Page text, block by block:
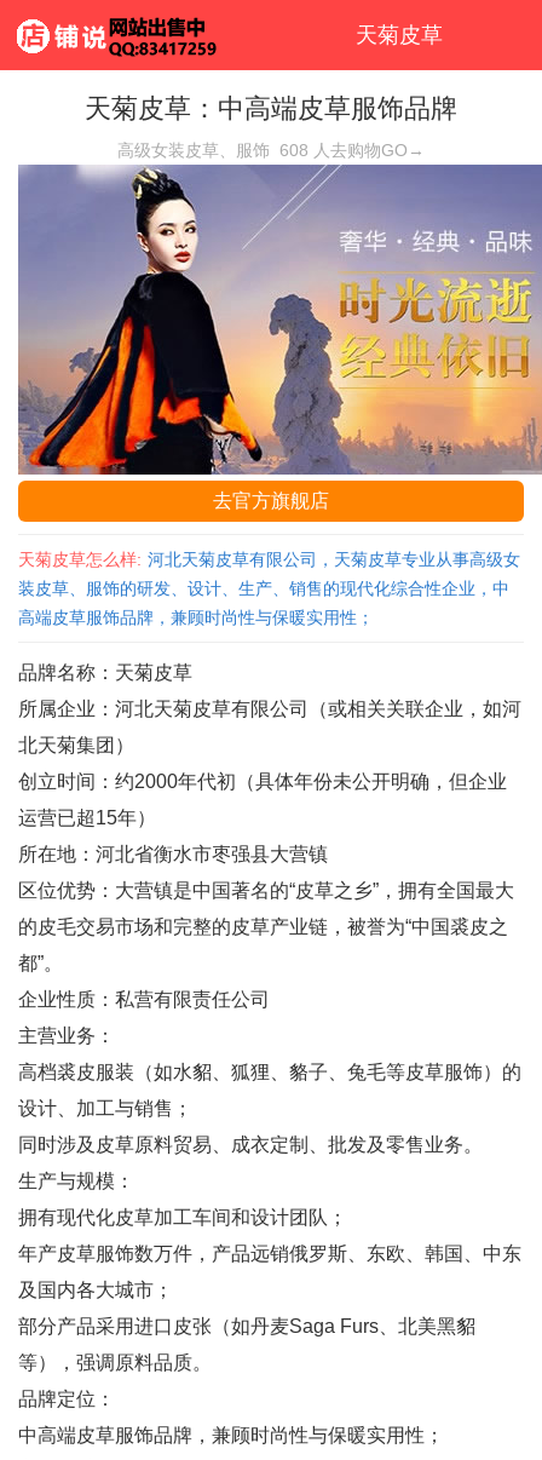
天菊皮草
天菊皮草：中高端皮草服饰品牌
高级女装皮草、服饰 608 人去购物GO→
去官方旗舰店
天菊皮草怎么样: 河北天菊皮草有限公司，天菊皮草专业从事高级女
装皮草、服饰的研发、设计、生产、销售的现代化综合性企业，中
高端皮草服饰品牌，兼顾时尚性与保暖实用性；
品牌名称：天菊皮草
所属企业：河北天菊皮草有限公司（或相关关联企业，如河
北天菊集团）
创立时间：约2000年代初（具体年份未公开明确，但企业
运营已超15年）
所在地：河北省衡水市枣强县大营镇
区位优势：大营镇是中国著名的“皮草之乡”，拥有全国最大
的皮毛交易市场和完整的皮草产业链，被誉为“中国裘皮之
都”。
企业性质：私营有限责任公司
主营业务：
高档裘皮服装（如水貂、狐狸、貉子、兔毛等皮草服饰）的
设计、加工与销售；
同时涉及皮草原料贸易、成衣定制、批发及零售业务。
生产与规模：
拥有现代化皮草加工车间和设计团队；
年产皮草服饰数万件，产品远销俄罗斯、东欧、韩国、中东
及国内各大城市；
部分产品采用进口皮张（如丹麦Saga Furs、北美黑貂
等），强调原料品质。
品牌定位：
中高端皮草服饰品牌，兼顾时尚性与保暖实用性；